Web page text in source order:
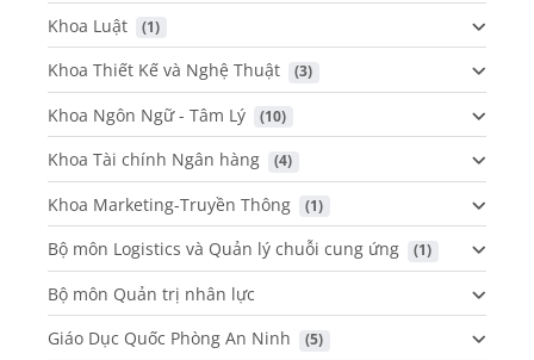
Khoa Luật (1)
Khoa Thiết Kế và Nghệ Thuật (3)
Khoa Ngôn Ngữ - Tâm Lý (10)
Khoa Tài chính Ngân hàng (4)
Khoa Marketing-Truyền Thông (1)
Bộ môn Logistics và Quản lý chuỗi cung ứng (1)
Bộ môn Quản trị nhân lực
Giáo Dục Quốc Phòng An Ninh
(5)